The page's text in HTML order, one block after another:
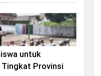
Ramadan Penuh
5 Bulan Ago
Muh. Syaiful Rizal,
5 Bulan Ago
Hadirkan
untuk
Tingkat Provinsi